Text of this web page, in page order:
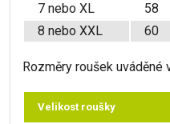
7 nebo XL
58
8 nebo XXL
60
Rozměry roušek uváděné
Velikost roušky